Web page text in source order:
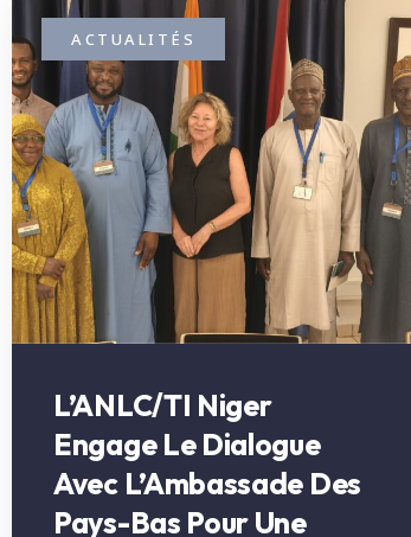
ACTUALITÉS
L’ANLC/TI Niger
Engage Le Dialogue
Avec L’Ambassade Des
Pays-Bas Pour Une